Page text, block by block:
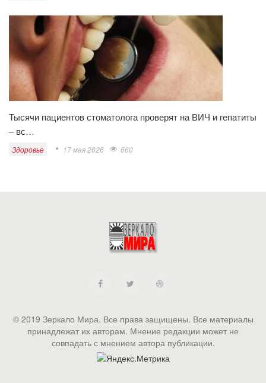
Тысячи пациентов стоматолога проверят на ВИЧ и гепатиты
– вс…
Здоровье 17 мая 2026 660
© 2019 Зеркало Мира. Все права защищены. Все материалы
принадлежат их авторам. Мнение редакции может не
совпадать с мнением автора публикации.